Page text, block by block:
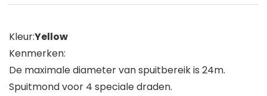
Kleur:Yellow
Kenmerken:
De maximale diameter van spuitbereik is 24m.
Spuitmond voor 4 speciale draden.